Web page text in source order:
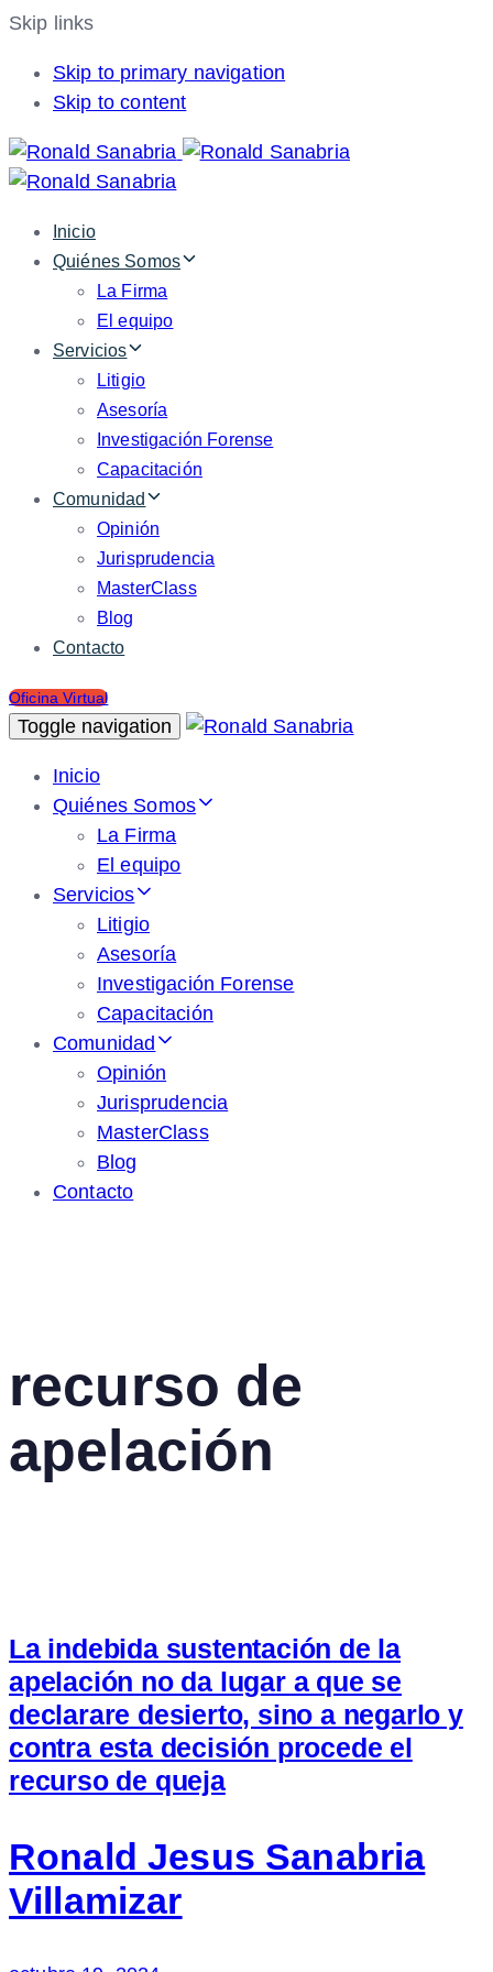
Skip links
Skip to primary navigation
Skip to content
Inicio
Quiénes Somos
La Firma
El equipo
Servicios
Litigio
Asesoría
Investigación Forense
Capacitación
Comunidad
Opinión
Jurisprudencia
MasterClass
Blog
Contacto
Oficina Virtual
Toggle navigation
Inicio
Quiénes Somos
La Firma
El equipo
Servicios
Litigio
Asesoría
Investigación Forense
Capacitación
Comunidad
Opinión
Jurisprudencia
MasterClass
Blog
Contacto
recurso de
apelación
La indebida sustentación de la
apelación no da lugar a que se
declarare desierto, sino a negarlo y
contra esta decisión procede el
recurso de queja
Ronald Jesus Sanabria
Villamizar